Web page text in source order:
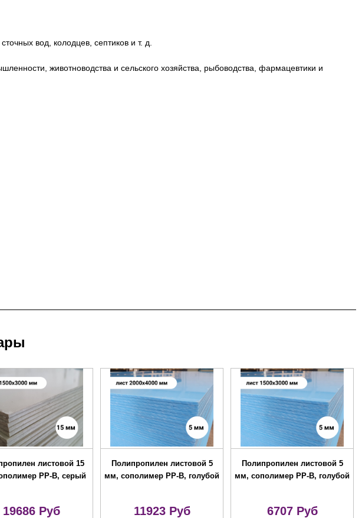
вод, колодцев, септиков и т. д.
животноводства и сельского хозяйства, рыбоводства, фармацевтики и
листовой 15
PP-B, серый
19686 Руб
Полипропилен листовой 5
мм, сополимер PP-B, голубой
11923 Руб
Полипропилен листовой 5
мм, сополимер PP-B, голубой
6707 Руб